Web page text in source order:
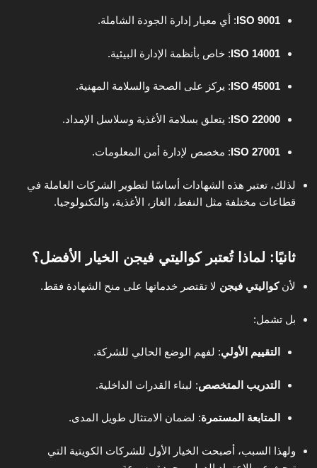
ISO 9001: أي معيار إدارة الجودة الشاملة.
ISO 14001: خاص بأنظمة الإدارة البيئية.
ISO 45001: يركز على الصحة والسلامة المهنية.
ISO 22000: يتعلق بسلامة الأغذية وسلاسل الإمداد.
ISO 27001: مخصص لإدارة أمن المعلومات.
لذلك، تعتبر هذه الشهادات أساسًا لتطوير الشركات العاملة في
قطاعات مختلفة مثل النفط، الغاز، الأغذية، والتكنولوجيا.
ثانيًا: لماذا تُعتبر كواليتي فيجن الخيار الأفضل؟
لأنكواليتي فيجن لا تقتصر خدماتها على منح الشهادة فقط.
بل تشمل:
التقييم الأولي: لفهم الوضع الحالي للشركة.
التدريب المتخصص: لبناء القدرات الداخلية.
المتابعة المستمرة: لضمان الامتثال طويل المدى.
ولهذا السبب، أصبحت الخيار الأول للشركات الكويتية التي